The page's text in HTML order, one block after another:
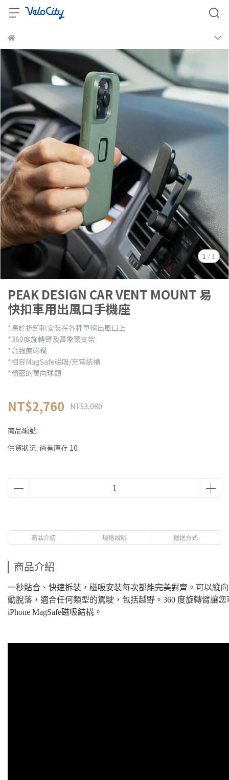
1 / 1
PEAK DESIGN CAR VENT MOUNT 易
快扣車用出風口手機座
*易於拆卸和安裝在各種車輛出風口上
*360度旋轉臂及萬象頭支架
*高強度磁鐵
*相容MagSafe磁吸/充電結構
*精密的萬向球頭
NT$2,760 NT$3,080
商品編號:
供貨狀況: 尚有庫存 10
商品介紹 規格說明 運送方式
商品介紹
一秒貼合、快速拆裝，磁吸安裝每次都能完美對齊。可以縱
動脫落，適合任何類型的駕駛，包括越野。360 度旋轉臂讓
iPhone MagSafe磁吸結構。